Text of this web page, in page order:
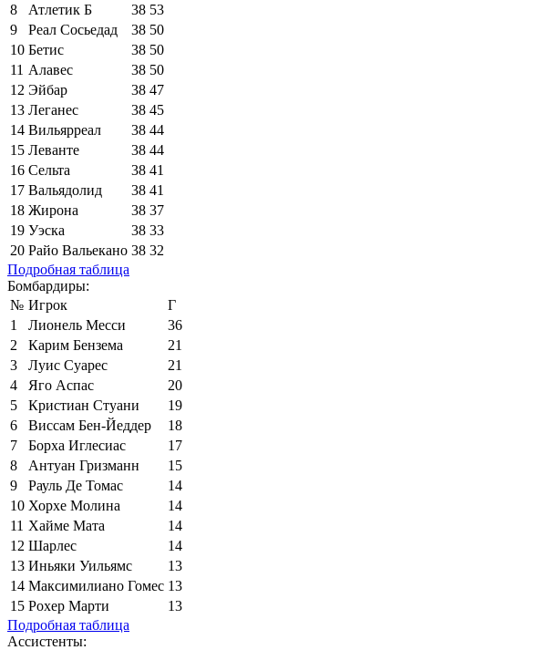
8
Атлетик Б 38 53
9
Реал Сосьедад 38 50
10 Бетис 38 50
11 Алавес 38 50
12 Эйбар 38 47
13 Леганес 38 45
14 Вильярреал 38 44
15 Леванте 38 44
16 Сельта 38 41
17 Вальядолид 38 41
18 Жирона 38 37
19 Уэска 38 33
20 Райо Вальекано 38 32
Подробная таблица
Бомбардиры:
№ Игрок
Г
1
Лионель Месси
36
2
Карим Бензема
21
3
Луис Суарес
21
4
Яго Аспас
20
5
Кристиан Стуани
19
6
Виссам Бен-Йеддер
18
7
Борха Иглесиас
17
8
Антуан Гризманн
15
9
Рауль Де Томас
14
10 Хорхе Молина
14
11 Хайме Мата
14
12 Шарлес
14
13 Иньяки Уильямс
13
14 Максимилиано Гомес 13
15 Рохер Марти
13
Подробная таблица
Ассистенты: